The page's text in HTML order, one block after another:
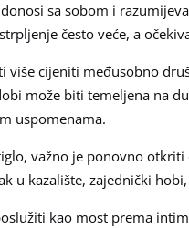
sa sobom i
često veće, a
više cijeniti međusobno
može biti temeljena na
uspomenama.
važno je ponovno
u kazalište, zajednički
kao most prema